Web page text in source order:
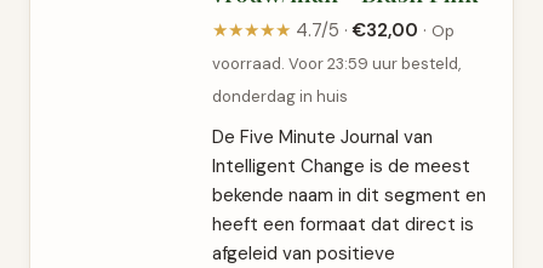
★★★★★ 4.7/5 ·€32,00 · Op
voorraad. Voor 23:59 uur besteld,
donderdag in huis
De Five Minute Journal van
Intelligent Change is de meest
bekende naam in dit segment en
heeft een formaat dat direct is
afgeleid van positieve